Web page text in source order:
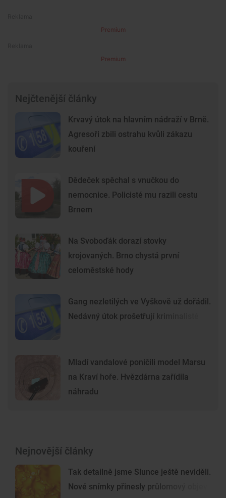
Premium
Premium
Nejčtenější články
Krvavý útok na hlavním nádraží v Brně.
Agresoři zbili ostrahu kvůli zákazu
kouření
Dědeček spěchal s vnučkou do
nemocnice. Policisté mu razili cestu
Brnem
Na Svoboďák dorazí stovky
krojovaných. Brno chystá první
celoměstské hody
Gang nezletilých ve Vyškově už dořádil.
Nedávný útok prošetřují kriminalisté
Mladí vandalové poničili model Marsu
na Kraví hoře. Hvězdárna zařídila
náhradu
Nejnovější články
Tak detailně jsme Slunce ještě neviděli.
Nové snímky přinesly průlomový objev